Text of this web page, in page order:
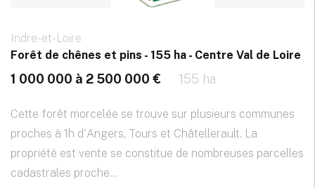
Indre-et-Loire
Forêt de chênes et pins - 155 ha - Centre Val de Loire
1 000 000 à 2 500 000 € 155 ha
Cette forêt morcelée se trouve sur plusieurs communes
proches à 1h d'Angers, Tours et Châtellerault. La
propriété est vente se constitue de nombreuses parcelles
cadastrales proche...